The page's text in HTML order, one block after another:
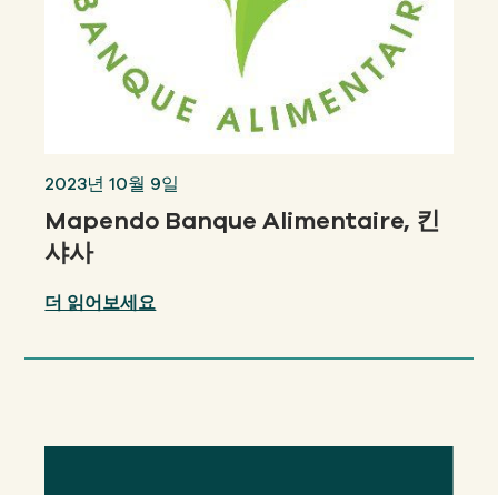
2023년 10월 9일
Mapendo Banque Alimentaire, 킨
샤사
더 읽어보세요